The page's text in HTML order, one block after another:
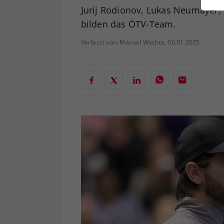
Jurij Rodionov, Lukas
bilden das ÖTV-Team.
Verfasst von: Manuel Wachta, 06.01.2025